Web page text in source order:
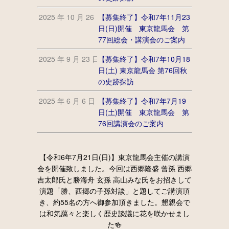
2025 年 10 月 26 日【募集終了】令和7年11月23
日(日)開催 東京龍馬会 第
77回総会・講演会のご案内
2025 年 9 月 23 日 【募集終了】令和7年10月18
日(土) 東京龍馬会 第76回秋
の史跡探訪
2025 年 6 月 6 日
【募集終了】令和7年7月19
日(土)開催 東京龍馬会 第
76回講演会のご案内
【令和6年7月21日(日)】東京龍馬会主催の講演
会を開催致しました。今回は西郷隆盛 曾孫 西郷
吉太郎氏と勝海舟 玄孫 高山みな氏をお招きして
演題「勝、西郷の子孫対談」と題してご講演頂
き、約55名の方へ御参加頂きました。懇親会で
は和気藹々と楽しく歴史談議に花を咲かせまし
た🍻